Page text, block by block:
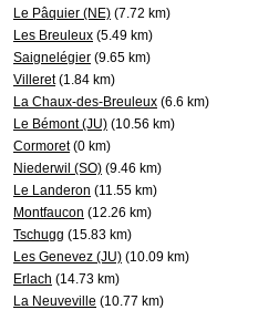
Le Pâquier (NE) (7.72 km)
Les Breuleux (5.49 km)
Saignelégier (9.65 km)
Villeret(1.84 km)
La Chaux-des-Breuleux (6.6 km)
Le Bémont (JU) (10.56 km)
Cormoret(0 km)
Niederwil (SO) (9.46 km)
Le Landeron (11.55 km)
Montfaucon (12.26 km)
Tschugg (15.83 km)
Les Genevez (JU) (10.09 km)
Erlach (14.73 km)
La Neuveville (10.77 km)